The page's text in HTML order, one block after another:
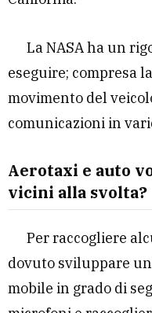
La NASA ha un
eseguire; compresa
movimento del
comunicazioni in
Aerotaxi e auto
vicini alla svolta?
Per raccogliere
dovuto sviluppare
mobile in grado di